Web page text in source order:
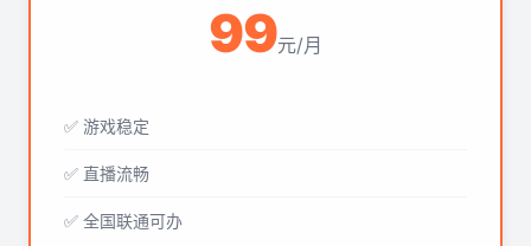
99元/月
✅ 游戏稳定
✅ 直播流畅
✅ 全国联通可办